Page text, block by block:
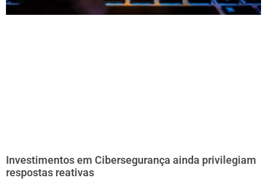
Investimentos em Cibersegurança ainda privilegiam
respostas reativas